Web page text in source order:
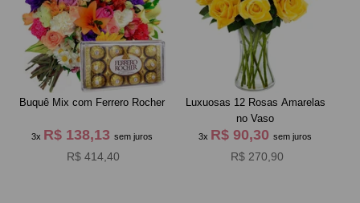
Buquê Mix com Ferrero Rocher
3x R$ 138,13 sem juros
R$ 414,40
Luxuosas 12 Rosas Amarelas
no Vaso
3x R$ 90,30sem juros
R$ 270,90